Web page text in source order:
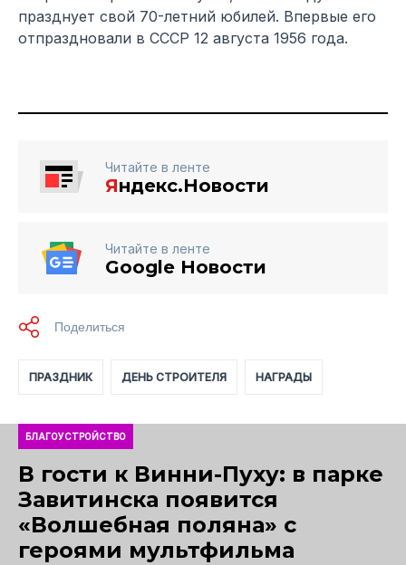
празднует свой 70-летний юбилей. Впервые его
отпраздновали в СССР 12 августа 1956 года.
Читайте в ленте
Яндекс.Новости
Читайте в ленте
Google Новости
ПРАЗДНИК ДЕНЬ СТРОИТЕЛЯ НАГРАДЫ
БЛАГОУСТРОЙСТВО
В гости к Винни-Пуху: в парке
Завитинска появится
«Волшебная поляна» с
героями мультфильма